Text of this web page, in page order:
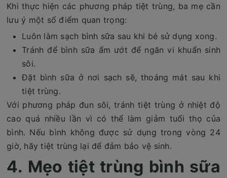
Khi thực hiện các phương pháp tiệt trùng, ba mẹ cần
lưu ý một số điểm quan trọng:
Luôn làm sạch bình sữa sau khi bé sử dụng xong.
Tránh để bình sữa ẩm ướt để ngăn vi khuẩn sinh
sôi.
Đặt bình sữa ở nơi sạch sẽ, thoáng mát sau khi
tiệt trùng.
Với phương pháp đun sôi, tránh tiệt trùng ở nhiệt độ
cao quá nhiều lần vì có thể làm giảm tuổi thọ của
bình. Nếu bình không được sử dụng trong vòng 24
giờ, hãy tiệt trùng lại để đảm bảo vệ sinh.
4. Mẹo tiệt trùng bình sữa